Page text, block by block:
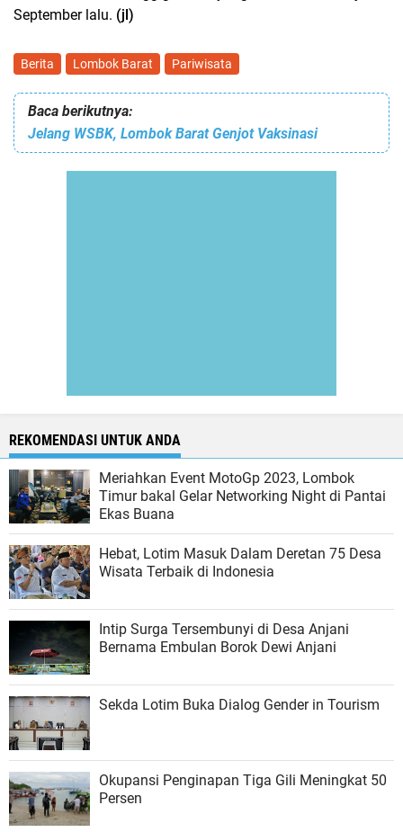
September lalu. (jl)
Berita Lombok Barat Pariwisata
Baca berikutnya:
Jelang WSBK, Lombok Barat Genjot Vaksinasi
REKOMENDASI UNTUK ANDA
Meriahkan Event MotoGp 2023, Lombok
Timur bakal Gelar Networking Night di Pantai
Ekas Buana
Hebat, Lotim Masuk Dalam Deretan 75 Desa
Wisata Terbaik di Indonesia
Intip Surga Tersembunyi di Desa Anjani
Bernama Embulan Borok Dewi Anjani
Sekda Lotim Buka Dialog Gender in Tourism
Okupansi Penginapan Tiga Gili Meningkat 50
Persen